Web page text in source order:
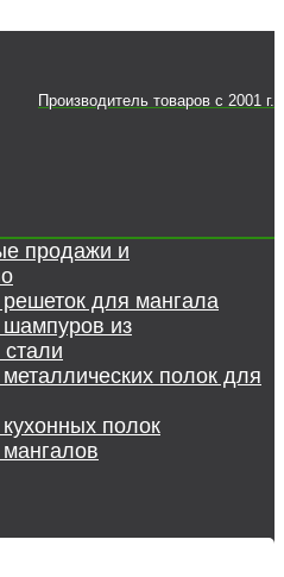
Производитель товаров c 2001 г.
продажи и
для мангала
из
полок для
полок